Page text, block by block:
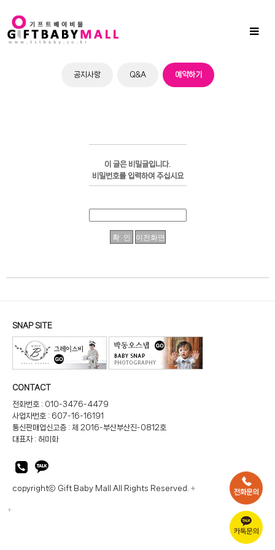
Toggle
Promotion
공지사항 Q&A 예약하기
이 글은 비밀글입니다.
비밀번호를 입력하여 주십시요
SNAP SITE
CONTACT
전화번호 : 010-3476-4479
사업자번호 : 607-16-16191
통신판매업신고증 : 제 2016-부산부산진-0812호
대표자 : 허미화
copyrightⓒ Gift Baby Mall All Rights Reserved. +